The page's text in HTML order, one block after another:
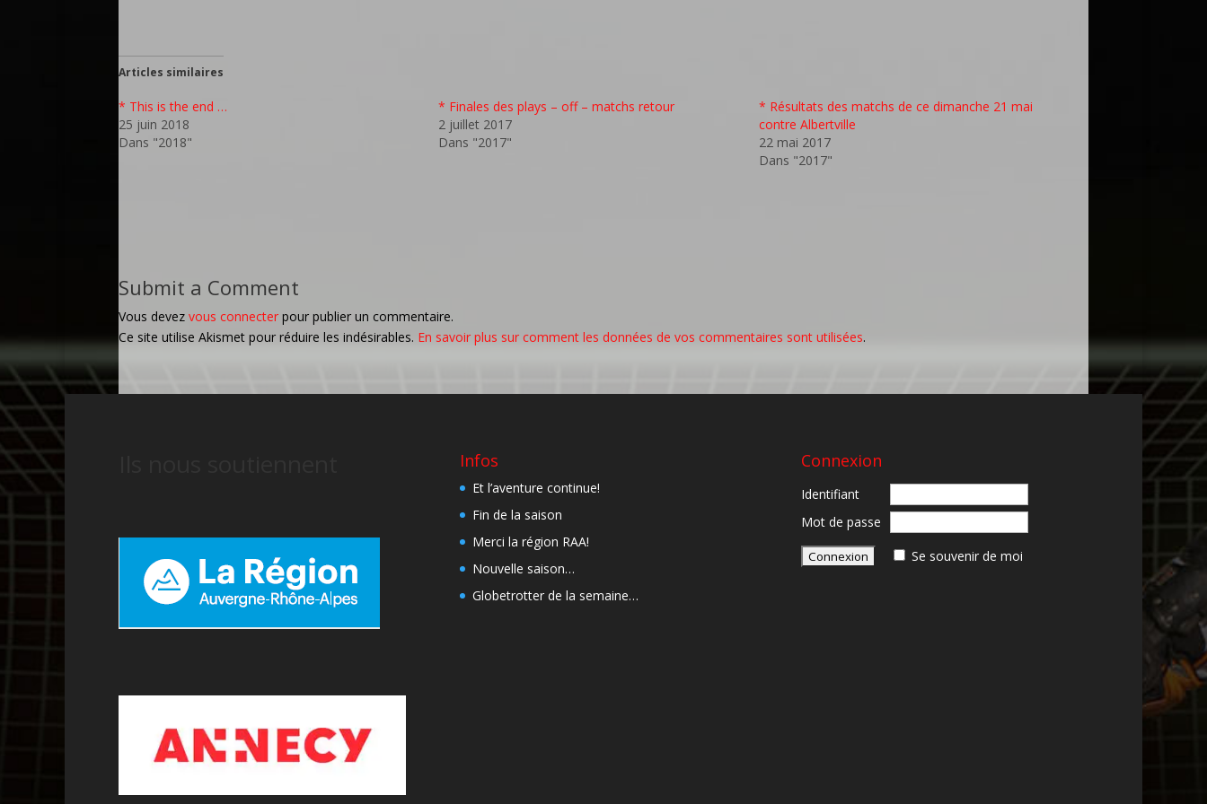
Articles similaires
* This is the end …
25 juin 2018
Dans "2018"
* Finales des plays – off – matchs retour
2 juillet 2017
Dans "2017"
* Résultats des matchs de ce dimanche 21 mai
contre Albertville
22 mai 2017
Dans "2017"
Submit a Comment
Vous devez vous connecter pour publier un commentaire.
Ce site utilise Akismet pour réduire les indésirables. En savoir plus sur comment les données de vos commentaires sont utilisées.
Infos
Et l’aventure continue!
Fin de la saison
Merci la région RAA!
Nouvelle saison…
Globetrotter de la semaine…
Connexion
Identifiant
Mot de passe
Se souvenir de moi